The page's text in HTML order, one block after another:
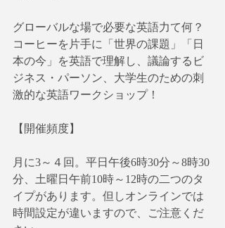
グローバルな場で必要な英語力て何？
コーヒーを片手に「世界の課題」「日
本の今」を英語で理解し、議論するビ
ジネス・パーソン、大学生のための刺
激的な英語ワークショップ！
【開催頻度】
月に3～４回。平日午後6時30分～8時30
分、土曜日午前10時～12時の二つのタ
イプがあります。但しオンラインでは
時間設定が違いますので、ご注意くだ